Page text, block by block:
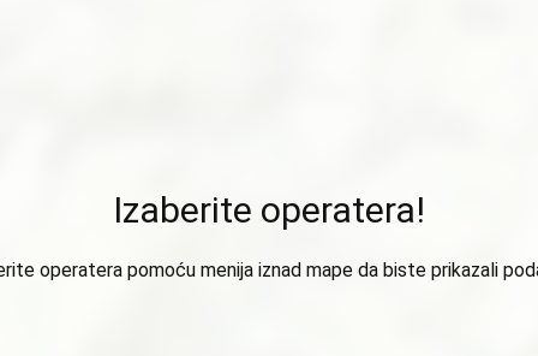
Izaberite operatera!
operatera pomoću menija iznad mape da biste prikazali